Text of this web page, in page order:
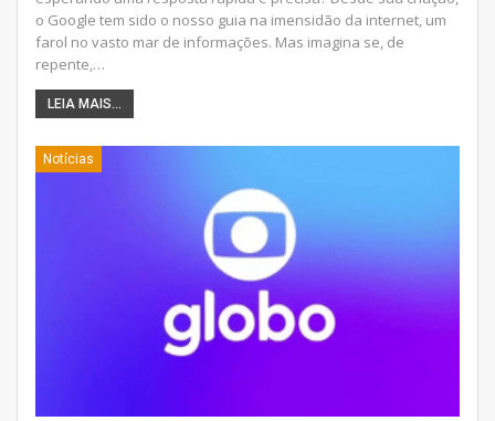
o Google tem sido o nosso guia na imensidão da internet, um
farol no vasto mar de informações. Mas imagina se, de
repente, …
LEIA MAIS...
Notícias